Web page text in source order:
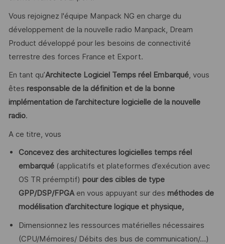
Vous rejoignez l'équipe Manpack NG en charge du
développement de la nouvelle radio Manpack, Dream
Product développé pour les besoins de connectivité
terrestre des forces France et Export.
En tant qu’Architecte Logiciel Temps réel Embarqué, vous
êtes responsable de la définition et de la bonne
implémentation de l’architecture logicielle de la nouvelle
radio.
A ce titre, vous
Concevez des architectures logicielles temps réel
embarqué(applicatifs et plateformes d’exécution avec
OS TR préemptif) pour des cibles de type
GPP/DSP/FPGAen vous appuyant sur des méthodes de
modélisation d’architecture logique et physique,
Dimensionnez les ressources matérielles nécessaires
(CPU/Mémoires/ Débits des bus de communication/…)